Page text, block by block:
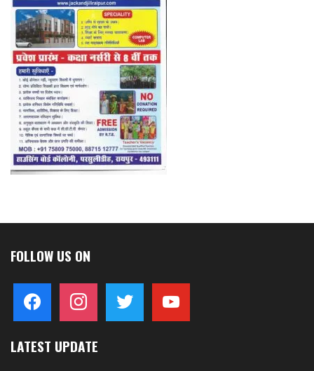
FOLLOW US ON
facebook instagram twitter youtube
LATEST UPDATE